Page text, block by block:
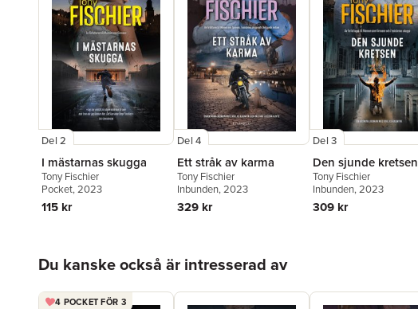
Del 2
I mästarnas skugga
Tony Fischier
Pocket, 2023
115 kr
Del 4
Ett stråk av karma
Tony Fischier
Inbunden, 2023
329 kr
Del 3
Den sjunde kretsen
Tony Fischier
Inbunden, 2023
309 kr
Du kanske också är intresserad av
4 POCKET FÖR 3